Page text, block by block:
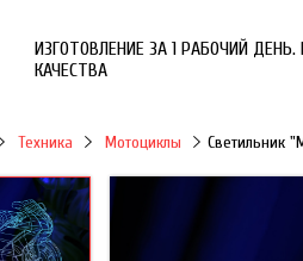
ИЗГОТОВЛЕНИЕ ЗА 1 РАБОЧИЙ ДЕНЬ.
КАЧЕСТВА
Техника Мотоциклы Светильник